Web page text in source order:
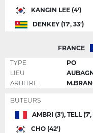
KANGIN LEE (4')
DENKEY (17', 33')
FRANCE
TYPE
PO
LIEU
ARBITRE
BUTEURS
AMBRI (3'), TELL
CHO (42')